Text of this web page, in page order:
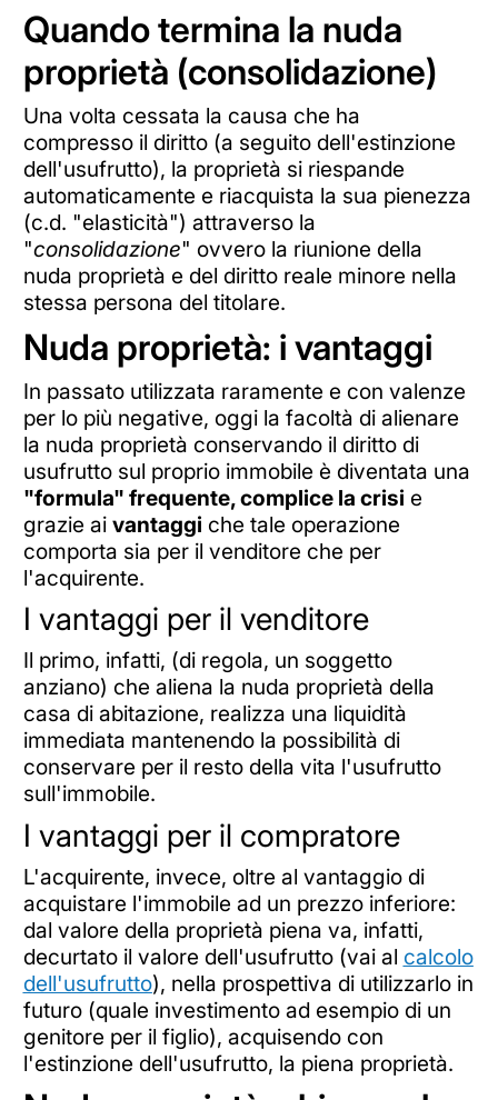
Quando termina la nuda
proprietà (consolidazione)
Una volta cessata la causa che ha
compresso il diritto (a seguito dell'estinzione
dell'usufrutto), la proprietà si riespande
automaticamente e riacquista la sua pienezza
(c.d. "elasticità") attraverso la
"consolidazione" ovvero la riunione della
nuda proprietà e del diritto reale minore nella
stessa persona del titolare.
Nuda proprietà: i vantaggi
In passato utilizzata raramente e con valenze
per lo più negative, oggi la facoltà di alienare
la nuda proprietà conservando il diritto di
usufrutto sul proprio immobile è diventata una
"formula" frequente, complice la crisi e
grazie ai vantaggi che tale operazione
comporta sia per il venditore che per
l'acquirente.
I vantaggi per il venditore
Il primo, infatti, (di regola, un soggetto
anziano) che aliena la nuda proprietà della
casa di abitazione, realizza una liquidità
immediata mantenendo la possibilità di
conservare per il resto della vita l'usufrutto
sull'immobile.
I vantaggi per il compratore
L'acquirente, invece, oltre al vantaggio di
acquistare l'immobile ad un prezzo inferiore:
dal valore della proprietà piena va, infatti,
decurtato il valore dell'usufrutto (vai al calcolo
dell'usufrutto), nella prospettiva di utilizzarlo in
futuro (quale investimento ad esempio di un
genitore per il figlio), acquisendo con
l'estinzione dell'usufrutto, la piena proprietà.